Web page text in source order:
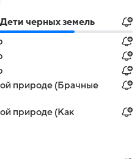
черных земель
природе (Брачные
природе (Как